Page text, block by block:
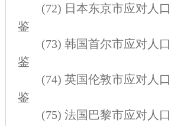
(72) 日本东京市应对人
鉴
(73) 韩国首尔市应对人
鉴
(74) 英国伦敦市应对人
鉴
(75) 法国巴黎市应对人